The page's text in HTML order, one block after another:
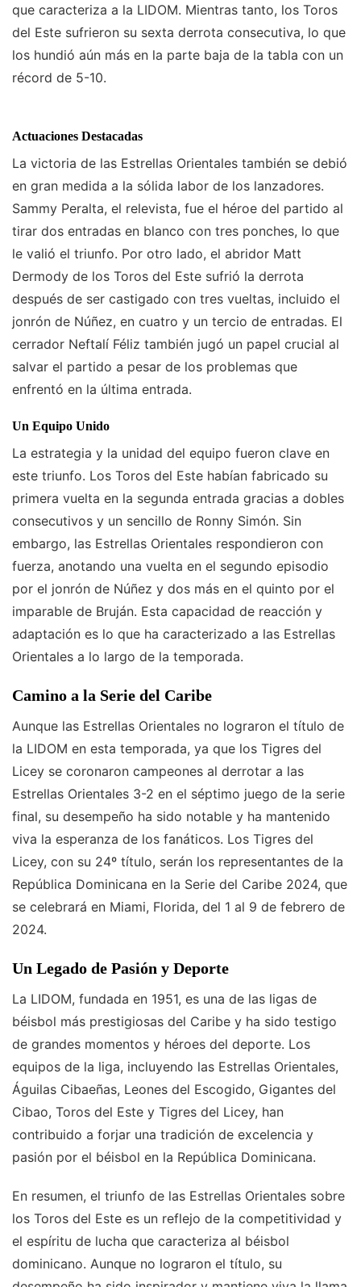
que caracteriza a la LIDOM. Mientras tanto, los Toros
del Este sufrieron su sexta derrota consecutiva, lo que
los hundió aún más en la parte baja de la tabla con un
récord de 5-10.
Actuaciones Destacadas
La victoria de las Estrellas Orientales también se debió
en gran medida a la sólida labor de los lanzadores.
Sammy Peralta, el relevista, fue el héroe del partido al
tirar dos entradas en blanco con tres ponches, lo que
le valió el triunfo. Por otro lado, el abridor Matt
Dermody de los Toros del Este sufrió la derrota
después de ser castigado con tres vueltas, incluido el
jonrón de Núñez, en cuatro y un tercio de entradas. El
cerrador Neftalí Féliz también jugó un papel crucial al
salvar el partido a pesar de los problemas que
enfrentó en la última entrada.
Un Equipo Unido
La estrategia y la unidad del equipo fueron clave en
este triunfo. Los Toros del Este habían fabricado su
primera vuelta en la segunda entrada gracias a dobles
consecutivos y un sencillo de Ronny Simón. Sin
embargo, las Estrellas Orientales respondieron con
fuerza, anotando una vuelta en el segundo episodio
por el jonrón de Núñez y dos más en el quinto por el
imparable de Bruján. Esta capacidad de reacción y
adaptación es lo que ha caracterizado a las Estrellas
Orientales a lo largo de la temporada.
Camino a la Serie del Caribe
Aunque las Estrellas Orientales no lograron el título de
la LIDOM en esta temporada, ya que los Tigres del
Licey se coronaron campeones al derrotar a las
Estrellas Orientales 3-2 en el séptimo juego de la serie
final, su desempeño ha sido notable y ha mantenido
viva la esperanza de los fanáticos. Los Tigres del
Licey, con su 24º título, serán los representantes de la
República Dominicana en la Serie del Caribe 2024, que
se celebrará en Miami, Florida, del 1 al 9 de febrero de
2024.
Un Legado de Pasión y Deporte
La LIDOM, fundada en 1951, es una de las ligas de
béisbol más prestigiosas del Caribe y ha sido testigo
de grandes momentos y héroes del deporte. Los
equipos de la liga, incluyendo las Estrellas Orientales,
Águilas Cibaeñas, Leones del Escogido, Gigantes del
Cibao, Toros del Este y Tigres del Licey, han
contribuido a forjar una tradición de excelencia y
pasión por el béisbol en la República Dominicana.
En resumen, el triunfo de las Estrellas Orientales sobre
los Toros del Este es un reflejo de la competitividad y
el espíritu de lucha que caracteriza al béisbol
dominicano. Aunque no lograron el título, su